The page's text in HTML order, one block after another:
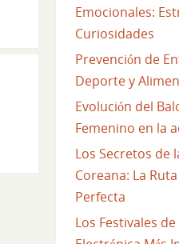
Emocionales:
Curiosidades
Prevención de
Deporte y
Evolución del
Femenino en la
Los Secretos de
Coreana: La
Perfecta
Los Festivales de